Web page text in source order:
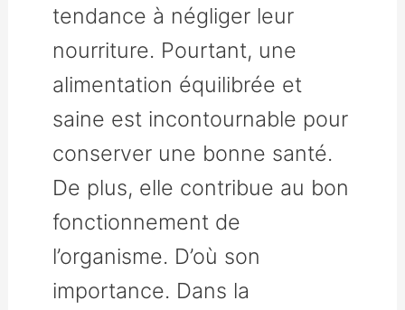
tendance à négliger leur
nourriture. Pourtant, une
alimentation équilibrée et
saine est incontournable pour
conserver une bonne santé.
De plus, elle contribue au bon
fonctionnement de
l’organisme. D’où son
importance. Dans la